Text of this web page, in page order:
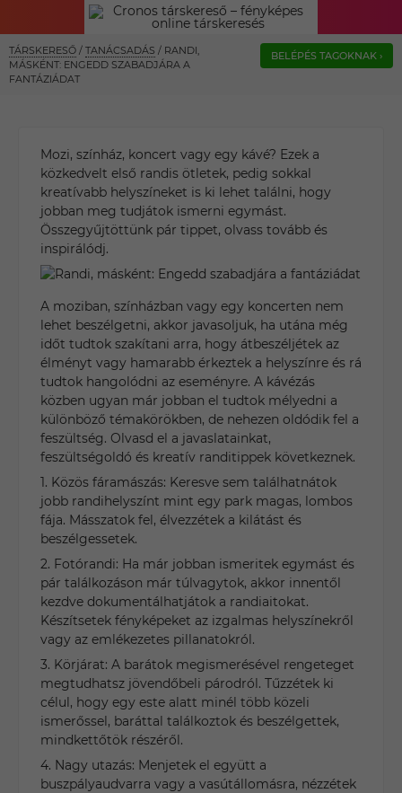
BELÉPÉS TAGOKNAK ›
TÁRSKERESŐ / TANÁCSADÁS / RANDI,
MÁSKÉNT: ENGEDD SZABADJÁRA A
FANTÁZIÁDAT
Mozi, színház, koncert vagy egy kávé? Ezek a
közkedvelt első randis ötletek, pedig sokkal
kreatívabb helyszíneket is ki lehet találni, hogy
jobban meg tudjátok ismerni egymást.
Összegyűjtöttünk pár tippet, olvass tovább és
inspirálódj.
A moziban, színházban vagy egy koncerten nem
lehet beszélgetni, akkor javasoljuk, ha utána még
időt tudtok szakítani arra, hogy átbeszéljétek az
élményt vagy hamarabb érkeztek a helyszínre és rá
tudtok hangolódni az eseményre. A kávézás
közben ugyan már jobban el tudtok mélyedni a
különböző témakörökben, de nehezen oldódik fel a
feszültség. Olvasd el a javaslatainkat,
feszültségoldó és kreatív randitippek következnek.
1. Közös fáramászás: Keresve sem találhatnátok
jobb randihelyszínt mint egy park magas, lombos
fája. Másszatok fel, élvezzétek a kilátást és
beszélgessetek.
2. Fotórandi: Ha már jobban ismeritek egymást és
pár találkozáson már túlvagytok, akkor innentől
kezdve dokumentálhatjátok a randiaitokat.
Készítsetek fényképeket az izgalmas helyszínekről
vagy az emlékezetes pillanatokról.
3. Körjárat: A barátok megismerésével rengeteget
megtudhatsz jövendőbeli párodról. Tűzzétek ki
célul, hogy egy este alatt minél több közeli
ismerőssel, baráttal találkoztok és beszélgettek,
mindkettőtök részéről.
4. Nagy utazás: Menjetek el együtt a
buszpályaudvarra vagy a vasútállomásra, nézzétek